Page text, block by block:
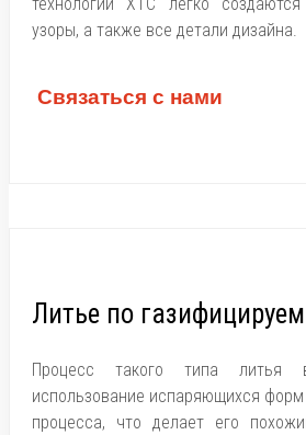
узоры, а также все детали дизайна.
Связаться с нами
Литье по
Процесс такого типа литья
использование испаряющихся
процесса, что делает его